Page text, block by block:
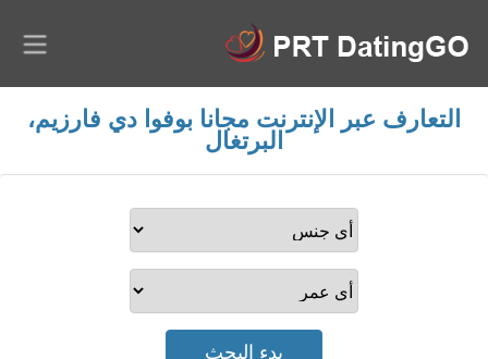
التعارف عبر الإنترنت مجانا بوفوا دي فارزيم،
البرتغال